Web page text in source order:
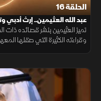
الحلقة 16
عبد الله العثيمين.. إرث
الشعبية
تميز العثيمين بنشر قصائده ذات
وقراءته الكثيرة التي صقلها